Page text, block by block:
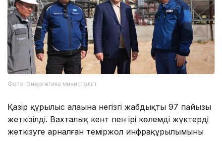
Фото: Энергетика министрлігі
Қазір құрылыс алаңына негізгі жабдықтың 97 пайызы
жеткізілді. Вахталық кент пен ірі көлемді жүктерді
жеткізуге арналған теміржол инфрақұрылымының